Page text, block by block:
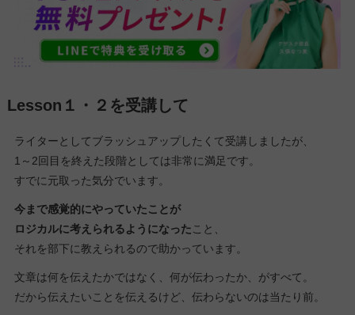
Lesson１・２ を受講して
ライターとしてブラッシュアップしたくて受講しましたが、
1～2回目を終えた段階としては非常に満足です。
すでに元取った気分でいます。
今まで感覚的にやっていたことが
ロジカルに考えられるようになった こと、
それを部下に教えられるので助かっています。
文章は何を伝えたかではなく、何が伝わったか、がすべて。
だから伝えたいことを伝えるけど、伝わらないのは当たり前。